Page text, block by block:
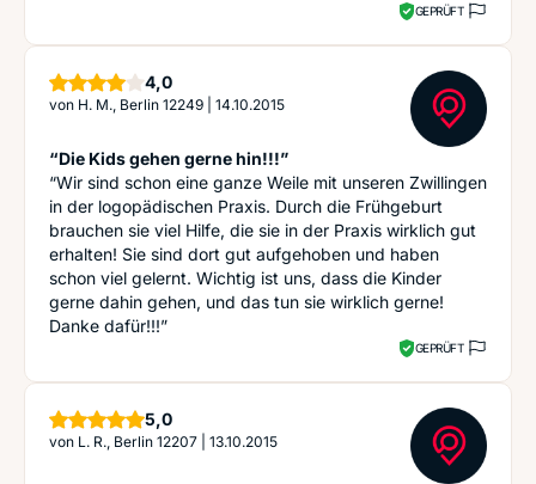
GEPRÜFT
4,0Sterne
von H. M., Berlin 12249 14.10.2015
“Die Kids gehen gerne hin!!!”
“Wir sind schon eine ganze Weile mit unseren Zwillingen
in der logopädischen Praxis. Durch die Frühgeburt
brauchen sie viel Hilfe, die sie in der Praxis wirklich gut
erhalten! Sie sind dort gut aufgehoben und haben
schon viel gelernt. Wichtig ist uns, dass die Kinder
gerne dahin gehen, und das tun sie wirklich gerne!
Danke dafür!!!”
GEPRÜFT
5,0Sterne
von L. R., Berlin 12207 13.10.2015